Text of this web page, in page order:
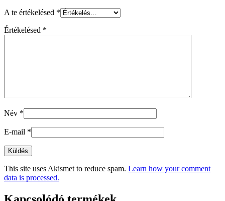
A te értékelésed *
Értékelésed *
Név *
E-mail *
This site uses Akismet to reduce spam. Learn how your comment
data is processed.